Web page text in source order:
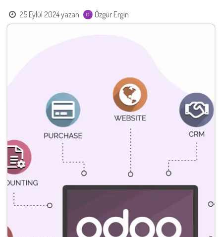
25 Eylül 2024yazan Özgür Ergin